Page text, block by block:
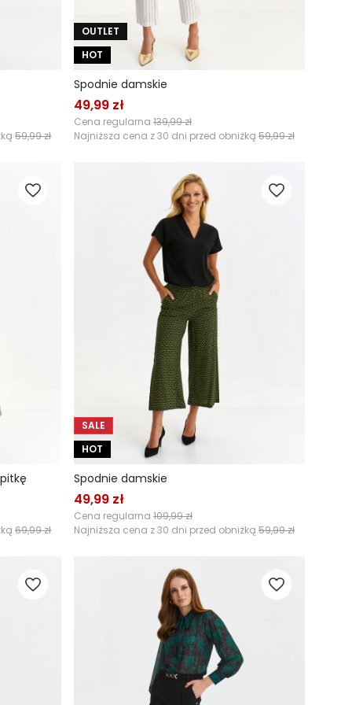
59,99 zł
OUTLET
HOT
Spodnie damskie
49,99 zł
Cena regularna 139,99 zł
Najniższa cena z 30 dni przed obniżką 59,99 zł
69,99 zł
SALE
HOT
Spodnie damskie
49,99 zł
Cena regularna 109,99 zł
Najniższa cena z 30 dni przed obniżką 59,99 zł